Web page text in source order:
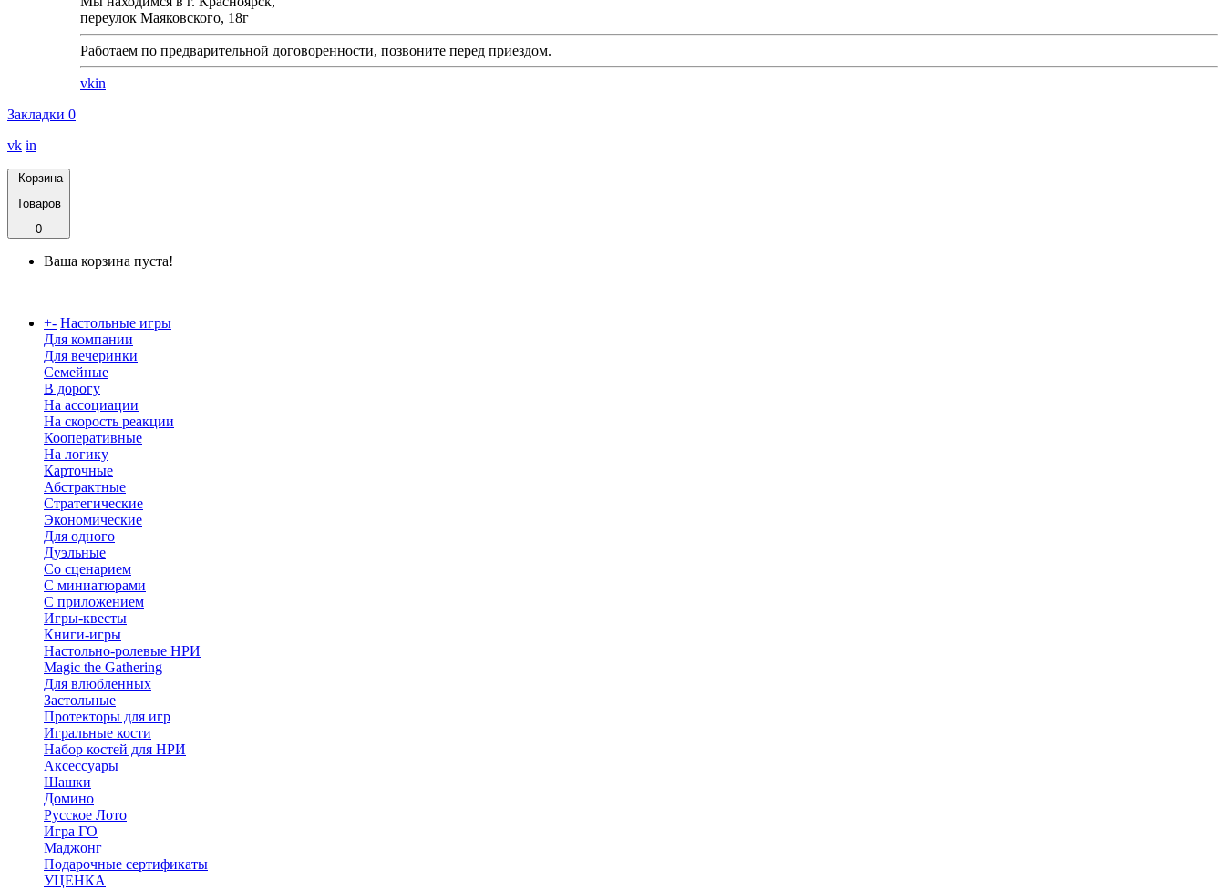
переулок Маяковского, 18г
Работаем по предварительной договоренности, позвоните перед приездом.
vkin
Закладки 0
vk in
Корзина
Товаров
0
Ваша корзина пуста!
+- Настольные игры
Для компании
Для вечеринки
Семейные
В дорогу
На ассоциации
На скорость реакции
Кооперативные
На логику
Карточные
Абстрактные
Стратегические
Экономические
Для одного
Дуэльные
Со сценарием
С миниатюрами
С приложением
Игры-квесты
Книги-игры
Настольно-ролевые НРИ
Magic the Gathering
Для влюбленных
Застольные
Протекторы для игр
Игральные кости
Набор костей для НРИ
Аксессуары
Шашки
Домино
Русское Лото
Игра ГО
Маджонг
Подарочные сертификаты
УЦЕНКА